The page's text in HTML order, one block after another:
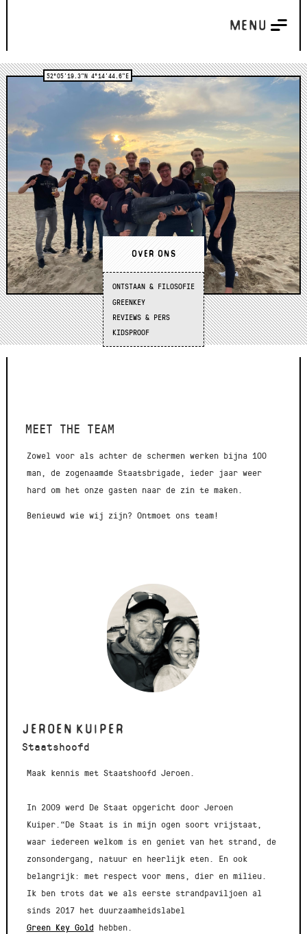
MENU
52°05'19.3"N 4°14'44.6"E
OVER ONS
ONTSTAAN & FILOSOFIE
GREENKEY
REVIEWS & PERS
KIDSPROOF
MEET THE TEAM
Zowel voor als achter de schermen werken bijna 100
man, de zogenaamde Staatsbrigade, ieder jaar weer
hard om het onze gasten naar de zin te maken.
Benieuwd wie wij zijn? Ontmoet ons team!
Jeroen Kuiper
Staatshoofd
Maak kennis met Staatshoofd Jeroen.
In 2009 werd De Staat opgericht door Jeroen
Kuiper.“De Staat is in mijn ogen soort vrijstaat,
waar iedereen welkom is en geniet van het strand, de
zonsondergang, natuur en heerlijk eten. En ook
belangrijk: met respect voor mens, dier en milieu.
Ik ben trots dat we als eerste strandpaviljoen al
sinds 2017 het duurzaamheidslabel
Green Key Gold hebben.